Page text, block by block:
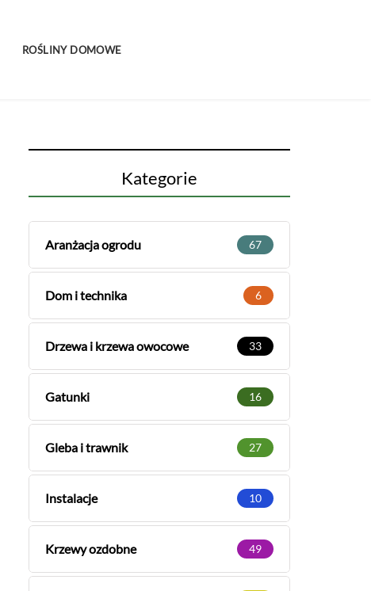
ROŚLINY DOMOWE
Kategorie
Aranżacja ogrodu 67
Dom i technika 6
Drzewa i krzewa owocowe 33
Gatunki 16
Gleba i trawnik 27
Instalacje 10
Krzewy ozdobne 49